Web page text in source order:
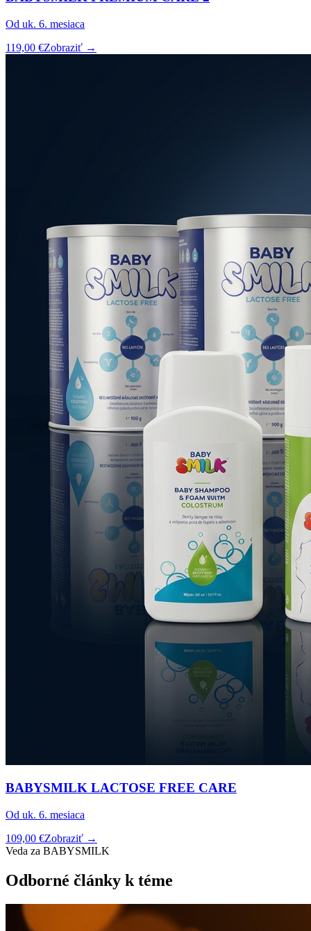
Od uk. 6. mesiaca
119,00 €Zobraziť →
BABYSMILK LACTOSE FREE CARE
Od uk. 6. mesiaca
109,00 €Zobraziť →
Veda za BABYSMILK
Odborné články k téme